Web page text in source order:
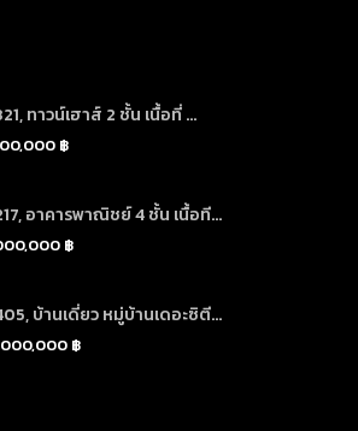
ทาวน์เฮาส์ 2 ชั้น เนื้อที่ ...
฿
อาคารพาณิชย์ 4 ชั้น เนื้อที...
฿
บ้านเดี่ยว หมู่บ้านเดอะซิตี...
฿